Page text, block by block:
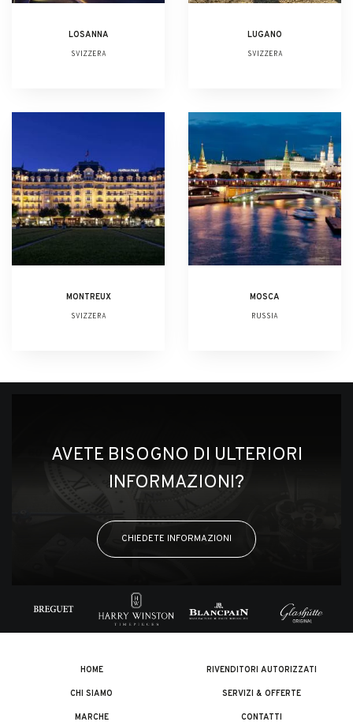
LOSANNA
SVIZZERA
LUGANO
SVIZZERA
MONTREUX
SVIZZERA
MOSCA
RUSSIA
AVETE BISOGNO DI ULTERIORI
INFORMAZIONI?
CHIEDETE INFORMAZIONI
HOME
CHI SIAMO
MARCHE
RIVENDITORI AUTORIZZATI
SERVIZI & OFFERTE
CONTATTI